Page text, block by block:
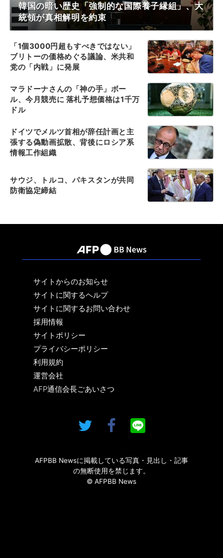
韓国の暗い歴史「強制的な国際養子縁組」、大
統領が真相解明を約束
「1個3000円超もすべきではない」
ブリトーの価格めぐる議論、米共和
党の「内戦」に発展
マラドーナさんの「神の手」ボー
ル、今月競売に 落札予想価格は1千万
ドル
ドイツでメルツ首相が辞任計画と主
張する偽動画拡散、背後にロシア系
情報工作組織
サウジ、トルコ、パキスタンが共同
防衛協定締結
サイトからのお知らせ
サイトに関するヘルプ
サイトに関するお問い合わせ
採用情報
サイトポリシー
プライバシーポリシー
利用規約
運営会社
AFP通信会長ごあいさつ
AFPBB Newsに掲載している写真・見出し・記事
の無断使用を禁じます。
© AFPBB News